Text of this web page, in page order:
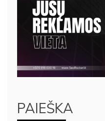
PAIEŠKA